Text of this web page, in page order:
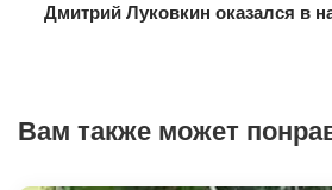
Дмитрий Луковкин оказался в
Вам также может